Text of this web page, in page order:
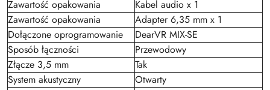
Zawartość opakowania
Kabel audio x 1
Zawartość opakowania
Adapter 6,35 mm x 1
Dołączone oprogramowanie
DearVR MIX-SE
Sposób łączności
Przewodowy
Złącze 3,5 mm
Tak
System akustyczny
Otwarty